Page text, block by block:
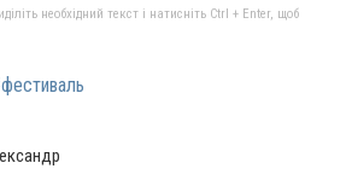
необхідний текст і натисніть Ctrl + Enter, щоб